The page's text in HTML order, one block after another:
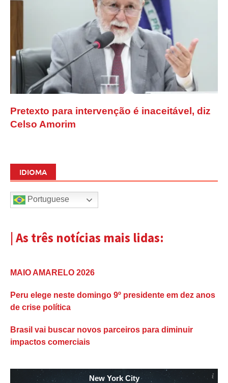
Pretexto para intervenção é inaceitável, diz
Celso Amorim
IDIOMA
Portuguese
| As três notícias mais lidas:
MAIO AMARELO 2026
Peru elege neste domingo 9º presidente em dez anos
de crise política
Brasil vai buscar novos parceiros para diminuir
impactos comerciais
New York City